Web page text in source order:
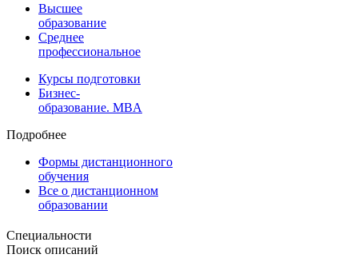
Высшее
образование
Среднее
профессиональное
Курсы подготовки
Бизнес-
образование. MBA
Подробнее
Формы дистанционного
обучения
Все о дистанционном
образовании
Специальности
Поиск описаний